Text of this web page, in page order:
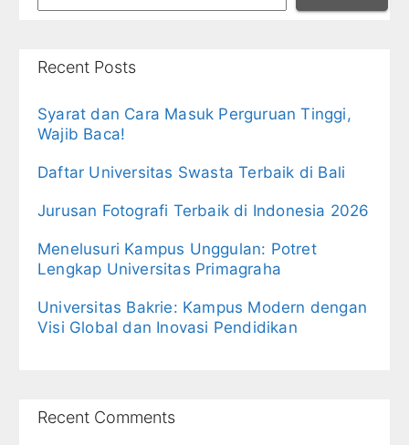
Recent Posts
Syarat dan Cara Masuk Perguruan Tinggi,
Wajib Baca!
Daftar Universitas Swasta Terbaik di Bali
Jurusan Fotografi Terbaik di Indonesia 2026
Menelusuri Kampus Unggulan: Potret
Lengkap Universitas Primagraha
Universitas Bakrie: Kampus Modern dengan
Visi Global dan Inovasi Pendidikan
Recent Comments